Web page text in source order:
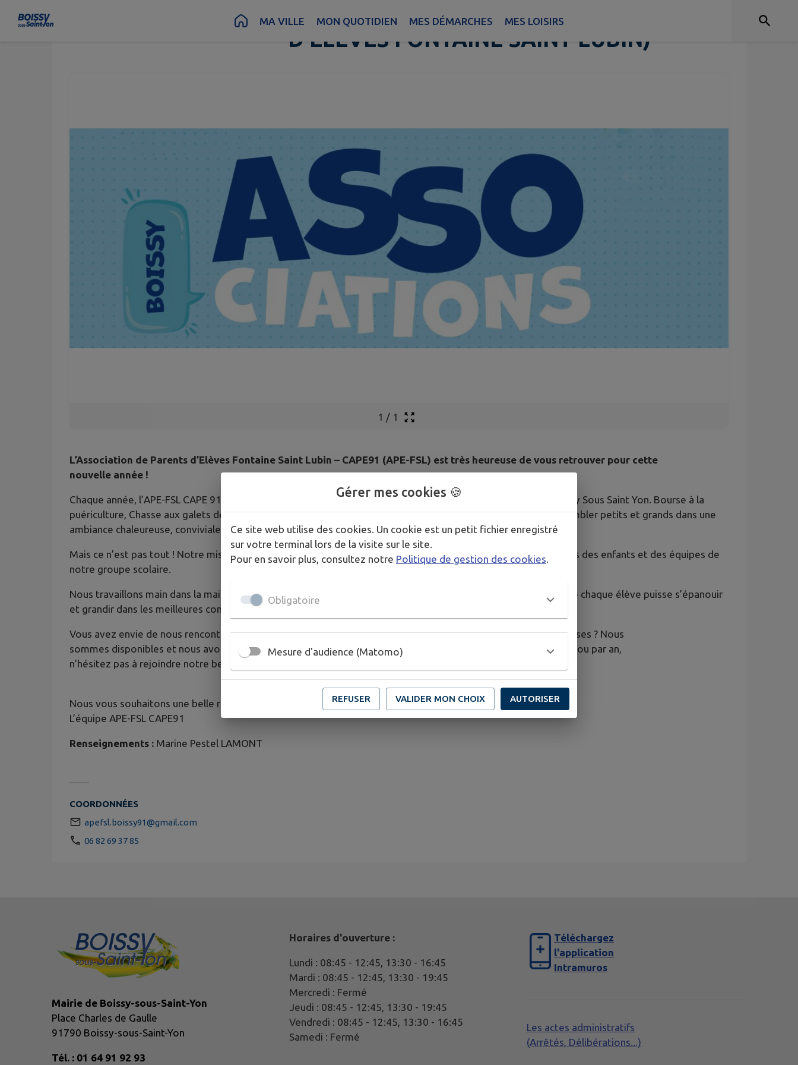
Contenu MA VILLE MON QUOTIDIEN MES DÉMARCHES MES LOISIRS
APE FSL (ASSOCIATION DES PARENTS
D'ELEVES FONTAINE SAINT LUBIN)
1 / 1
L’Association de Parents d’Elèves Fontaine Saint Lubin – CAPE91 (APE-FSL) est très heureuse de vous retrouver pour cette
nouvelle année !
Chaque année, l’APE-FSL CAPE 91 se met en quatre pour animer la vie de nos enfants et de nos familles à Boissy Sous Saint Yon. Bourse à la
puériculture, Chasse aux galets de Noël, Festikids, Boum des CM2… nos événements sont l’occasion de rassembler petits et grands dans une
ambiance chaleureuse, conviviale, familiale et pleine de bonne humeur.
Mais ce n’est pas tout ! Notre mission principale est aussi de représenter les parents et de défendre les intérêts des enfants et des équipes de
notre groupe scolaire.
Nous travaillons main dans la main avec les enseignantes et enseignants, ainsi que la mairie, la CCEJR… afin que chaque élève puisse s’épanouir
et grandir dans les meilleures conditions possibles.
Vous avez envie de nous rencontrer ? de découvrir nos idées un peu folles ? de partager des petites gourmandises ? Nous
sommes disponibles et nous avons hâte de vous accueillir ! Que vous ayez 1h disponible par semaine, par mois ou par an,
n’hésitez pas à rejoindre notre belle association !
Nous vous souhaitons une belle rentrée et une année scolaire exceptionnelle !
L’équipe APE-FSL CAPE91
Renseignements : Marine Pestel LAMONT
COORDONNÉES
apefsl.boissy91@gmail.com
06 82 69 37 85
Mairie de Boissy-sous-Saint-Yon
Place Charles de Gaulle
91790 Boissy-sous-Saint-Yon
Tél. : 01 64 91 92 93
Horaires d'ouverture :
Lundi : 08:45 - 12:45, 13:30 - 16:45
Mardi : 08:45 - 12:45, 13:30 - 19:45
Mercredi : Fermé
Jeudi : 08:45 - 12:45, 13:30 - 19:45
Vendredi : 08:45 - 12:45, 13:30 - 16:45
Samedi : Fermé
Téléchargez
l'application
Intramuros
Les actes administratifs
(Arrêtés, Délibérations...)
Gérer mes cookies 🍪
Ce site web utilise des cookies. Un cookie est un petit fichier enregistré
sur votre terminal lors de la visite sur le site.
Pour en savoir plus, consultez notre Politique de gestion des cookies.
Obligatoire
Mesure d'audience (Matomo)
REFUSER VALIDER MON CHOIX AUTORISER